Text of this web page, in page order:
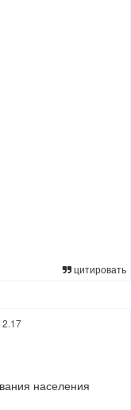
цитировать
населения